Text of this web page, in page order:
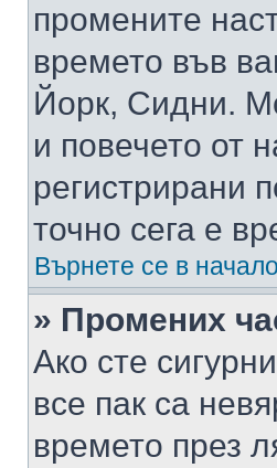
промените
времето във
Йорк, Сидни.
и повечето от
регистрирани
точно сега е
Върнете се в
» Промених
Ако сте
все пак са
времето през